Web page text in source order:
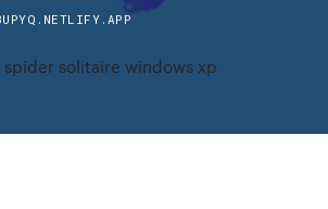
spider solitaire windows xp